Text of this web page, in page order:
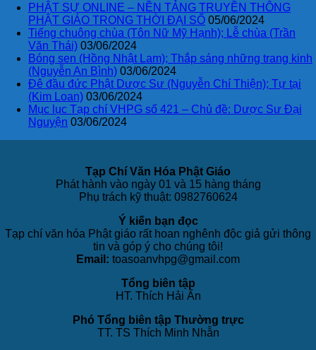
PHẬT SỰ ONLINE – NỀN TẢNG TRUYỀN THÔNG
PHẬT GIÁO TRONG THỜI ĐẠI SỐ 05/06/2024
Tiếng chuông chùa (Tôn Nữ Mỹ Hạnh); Lễ chùa (Trần
Văn Thái) 03/06/2024
Bóng sen (Hồng Nhật Lam); Thắp sáng những trang kinh
(Nguyễn An Bình) 03/06/2024
Đê đầu đức Phật Dược Sư (Nguyễn Chí Thiện); Tự tại
(Kim Loan) 03/06/2024
Mục lục Tạp chí VHPG số 421 – Chủ đề: Dược Sư Đại
Nguyện 03/06/2024
Tạp Chí Văn Hóa Phật Giáo
Phát hành vào ngày 01 và 15 hàng tháng
Phụ trách kỹ thuật: 0982760624
Ý kiến bạn đọc
Tạp chí văn hóa Phật giáo rất hoan nghênh độc giả gửi thông
tin và góp ý cho chúng tôi!
Email: toasoanvhpg@gmail.com
Tổng biên tập
HT. Thích Hải Ấn
Phó Tổng biên tập Thường trực
TT. TS Thích Minh Nhẫn